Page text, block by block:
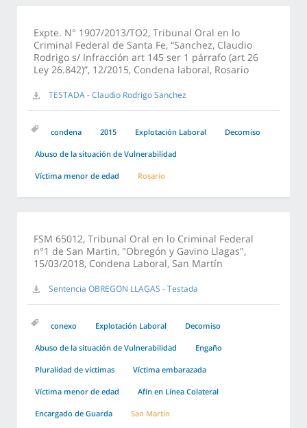
Expte. N° 1907/2013/TO2, Tribunal Oral en lo
Criminal Federal de Santa Fe, “Sanchez, Claudio
Rodrigo s/ Infracción art 145 ser 1 párrafo (art 26
Ley 26.842)”, 12/2015, Condena laboral, Rosario
TESTADA - Claudio Rodrigo Sanchez
condena 2015 Explotación Laboral Decomiso
Abuso de la situación de Vulnerabilidad
Víctima menor de edad Rosario
FSM 65012, Tribunal Oral en lo Criminal Federal
n°1 de San Martin, "Obregón y Gavino Llagas",
15/03/2018, Condena Laboral, San Martín
Sentencia OBREGON LLAGAS - Testada
conexo Explotación Laboral Decomiso
Abuso de la situación de Vulnerabilidad Engaño
Pluralidad de víctimas Víctima embarazada
Víctima menor de edad Afín en Línea Colateral
Encargado de Guarda San Martín